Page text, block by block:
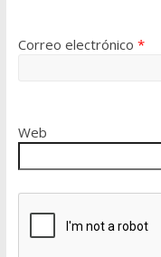
Correo electrónico *
Web